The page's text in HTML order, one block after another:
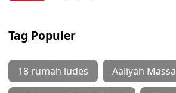
Tag Populer
18 rumah ludes Aaliyah